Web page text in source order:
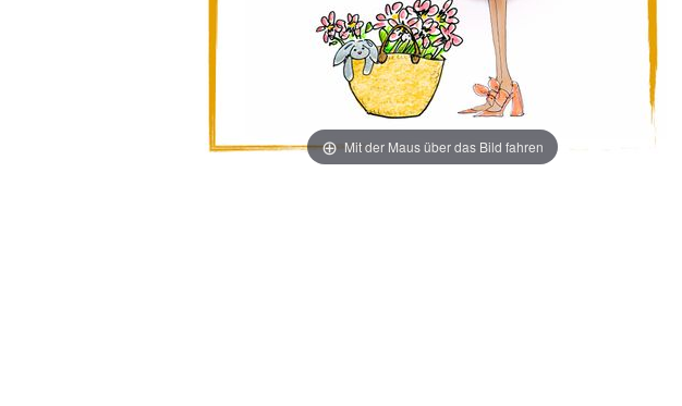
Mit der Maus über das Bild fahren